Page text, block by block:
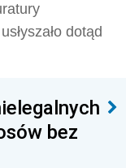
dotąd
bez